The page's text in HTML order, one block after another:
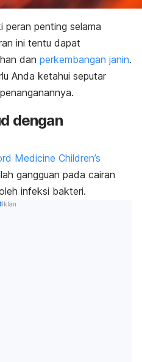
peran penting selama
ini tentu dapat
dan perkembangan janin.
Anda ketahui seputar
dengan
Medicine Children’s
gangguan pada cairan
infeksi bakteri.
Iklan